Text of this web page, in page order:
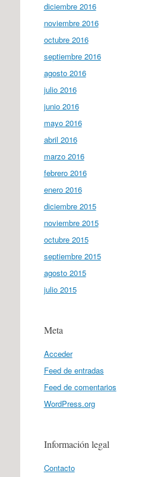
diciembre 2016
noviembre 2016
octubre 2016
septiembre 2016
agosto 2016
julio 2016
junio 2016
mayo 2016
abril 2016
marzo 2016
febrero 2016
enero 2016
diciembre 2015
noviembre 2015
octubre 2015
septiembre 2015
agosto 2015
julio 2015
Meta
Acceder
Feed de entradas
Feed de comentarios
WordPress.org
Información legal
Contacto